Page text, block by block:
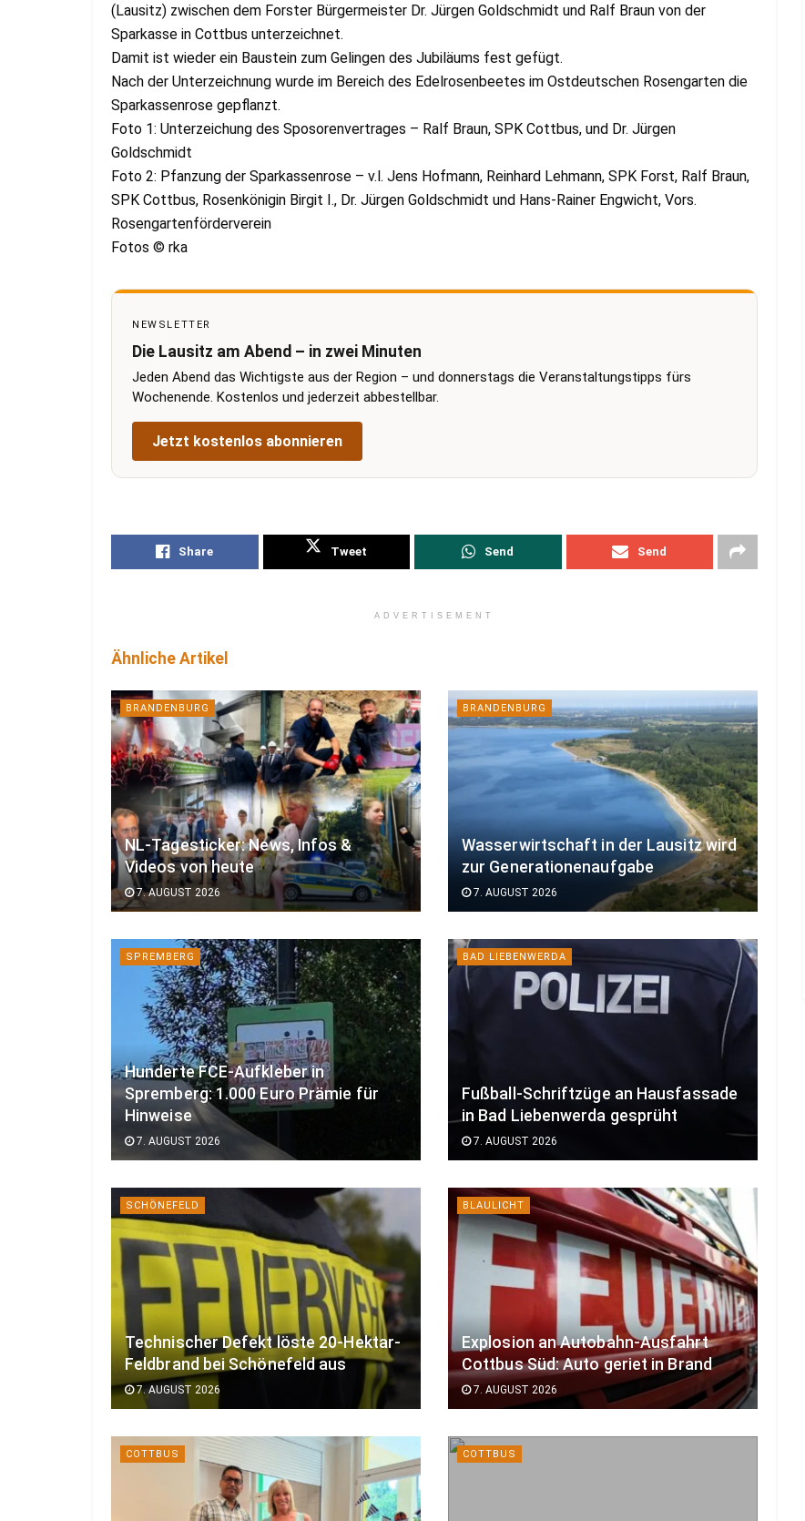
(Lausitz) zwischen dem Forster Bürgermeister Dr. Jürgen Goldschmidt und Ralf Braun von der
Sparkasse in Cottbus unterzeichnet.
Damit ist wieder ein Baustein zum Gelingen des Jubiläums fest gefügt.
Nach der Unterzeichnung wurde im Bereich des Edelrosenbeetes im Ostdeutschen Rosengarten die
Sparkassenrose gepflanzt.
Foto 1: Unterzeichung des Sposorenvertrages – Ralf Braun, SPK Cottbus, und Dr. Jürgen
Goldschmidt
Foto 2: Pfanzung der Sparkassenrose – v.l. Jens Hofmann, Reinhard Lehmann, SPK Forst, Ralf Braun,
SPK Cottbus, Rosenkönigin Birgit I., Dr. Jürgen Goldschmidt und Hans-Rainer Engwicht, Vors.
Rosengartenförderverein
Fotos © rka
NEWSLETTER
Die Lausitz am Abend – in zwei Minuten
Jeden Abend das Wichtigste aus der Region – und donnerstags die Veranstaltungstipps fürs
Wochenende. Kostenlos und jederzeit abbestellbar.
Jetzt kostenlos abonnieren
Share Tweet Send Send
ADVERTISEMENT
Ähnliche Artikel
BRANDENBURG
NL-Tagesticker: News, Infos &
Videos von heute
7. AUGUST 2026
BRANDENBURG
Wasserwirtschaft in der Lausitz wird
zur Generationenaufgabe
7. AUGUST 2026
SPREMBERG
Hunderte FCE-Aufkleber in
Spremberg: 1.000 Euro Prämie für
Hinweise
7. AUGUST 2026
BAD LIEBENWERDA
Fußball-Schriftzüge an Hausfassade
in Bad Liebenwerda gesprüht
7. AUGUST 2026
SCHÖNEFELD
Technischer Defekt löste 20-Hektar-
Feldbrand bei Schönefeld aus
7. AUGUST 2026
BLAULICHT
Explosion an Autobahn-Ausfahrt
Cottbus Süd: Auto geriet in Brand
7. AUGUST 2026
COTTBUS COTTBUS